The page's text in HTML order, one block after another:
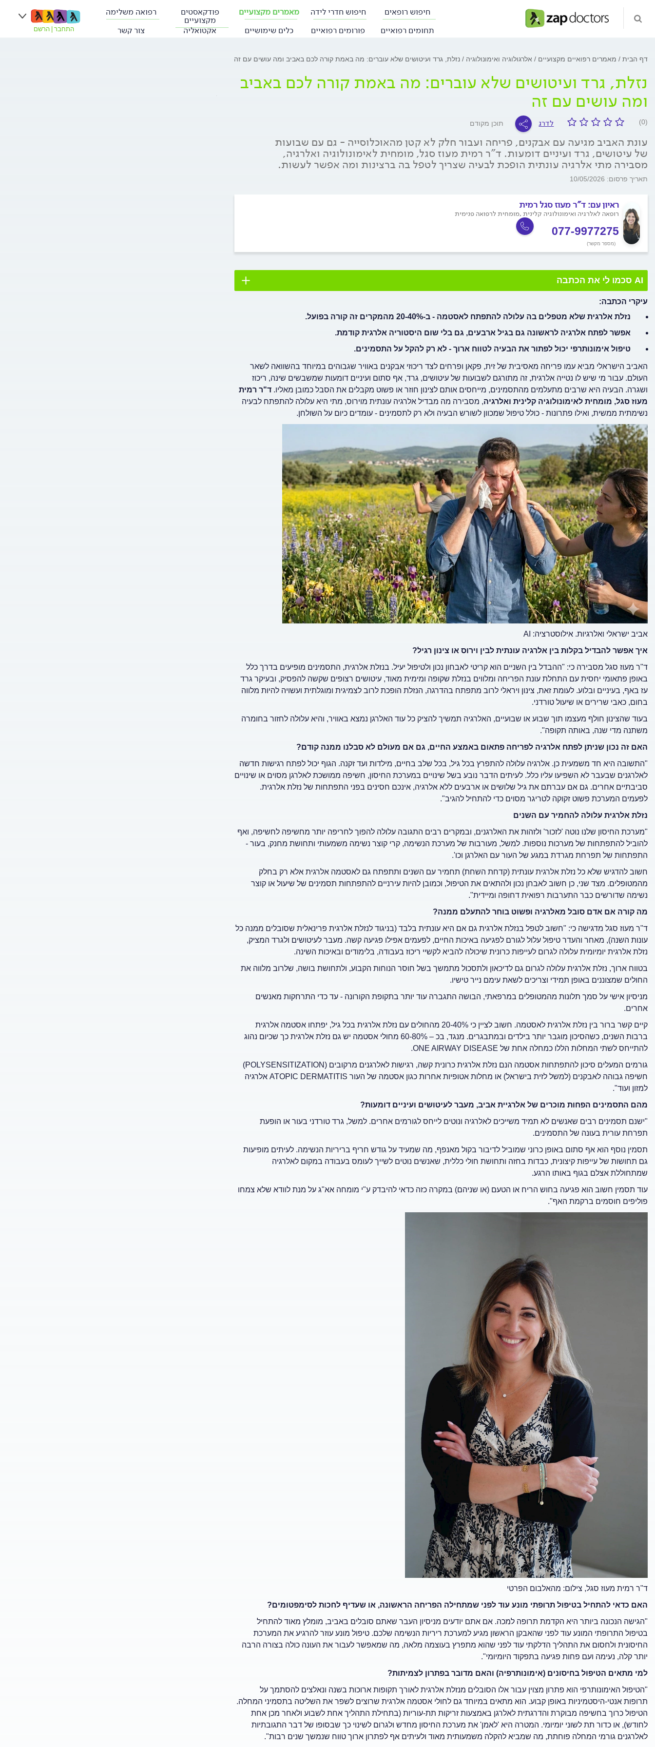
חיפוש רופאים חיפוש חדרי לידה מאמרים מקצועיים פודקאסטים
מקצועיים
רפואה משלימה
תחומים רפואיים
פורומים רפואיים כלים שימושיים אקטואליה צור קשר התחבר הרשם
דף הבית מאמרים רפואיים מקצועיים אלרגולוגיה ואימונולוגיה נזלת, גרד ועיטושים שלא עוברים: מה באמת קורה לכם באביב ומה עושים עם זה
נזלת, גרד ועיטושים שלא עוברים: מה באמת קורה לכם באביב
ומה עושים עם זה
(0) לדרג תוכן מקודם
עונת האביב מגיעה עם אבקנים, פריחה ועבור חלק לא קטן מהאוכלוסייה - גם עם שבועות
של עיטושים, גרד ועיניים דומעות. ד"ר רמית מעוז סגל, מומחית לאימונולוגיה ואלרגיה,
מסבירה מתי אלרגיה עונתית הופכת לבעיה שצריך לטפל בה ברצינות ומה אפשר לעשות.
תאריך פרסום: 10/05/2026
ראיון עם: ד"ר מעוז סגל רמית
רופאה לאלרגיה ואימונולוגיה קלינית ,מומחית לרפואה פנימית
077-9977275
(מספר מקשר)
AI סכמו לי את הכתבה
עיקרי הכתבה:
נזלת אלרגית שלא מטפלים בה עלולה להתפתח לאסטמה - ב-20-40% מהמקרים זה קורה בפועל.
אפשר לפתח אלרגיה לראשונה גם בגיל ארבעים, גם בלי שום היסטוריה אלרגית קודמת.
טיפול אימונותרפי יכול לפתור את הבעיה לטווח ארוך - לא רק להקל על התסמינים.
האביב הישראלי מביא עמו פריחה מאסיבית של זית, פקאן ופרחים לצד ריכוזי אבקנים באוויר שגבוהים במיוחד בהשוואה לשאר
העולם. עבור מי שיש לו נטייה אלרגית, זה מתורגם לשבועות של עיטושים, גרד, אף סתום ועיניים דומעות שמשבשים שינה, ריכוז
ושגרה. הבעיה היא שרבים מתעלמים מהתסמינים, מייחסים אותם לצינון חוזר או פשוט מקבלים את הסבל כמובן מאליו. ד"ר רמית
מעוז סגל, מומחית לאימונולוגיה קלינית ואלרגיה, מסבירה מה מבדיל אלרגיה עונתית מוירוס, מתי היא עלולה להתפתח לבעיה
נשימתית ממשית, ואילו פתרונות - כולל טיפול שמכוון לשורש הבעיה ולא רק לתסמינים - עומדים כיום על השולחן.
אביב ישראלי ואלרגיות. אילוסטרציה: AI
איך אפשר להבדיל בקלות בין אלרגיה עונתית לבין וירוס או צינון רגיל?
ד"ר מעוז סגל מסבירה כי: "ההבדל בין השניים הוא קריטי לאבחון נכון ולטיפול יעיל. בנזלת אלרגית, התסמינים מופיעים בדרך כלל
באופן פתאומי יחסית עם התחלת עונת הפריחה ומלווים בנזלת שקופה ומימית מאוד, עיטושים רצופים שקשה להפסיק, ובעיקר גרד
עז באף, בעיניים ובלוע. לעומת זאת, צינון ויראלי לרוב מתפתח בהדרגה, הנזלת הופכת לרוב לצמיגית ומוגלתית ועשויה להיות מלווה
בחום, כאבי שרירים או שיעול טורדני.
בעוד שהצינון חולף מעצמו תוך שבוע או שבועיים, האלרגיה תמשיך להציק כל עוד האלרגן נמצא באוויר, והיא עלולה לחזור בחומרה
משתנה מדי שנה, באותה תקופה".
האם זה נכון שניתן לפתח אלרגיה לפריחה פתאום באמצע החיים, גם אם מעולם לא סבלנו ממנה קודם?
"התשובה היא חד משמעית כן. אלרגיה עלולה להתפרץ בכל גיל, בכל שלב בחיים, מילדות ועד זקנה. הגוף יכול לפתח רגישות חדשה
לאלרגנים שבעבר לא השפיעו עליו כלל. לעיתים הדבר נובע בשל שינויים במערכת החיסון, חשיפה ממושכת לאלרגן מסוים או שינויים
סביבתיים אחרים. גם אם עברתם את גיל שלושים או ארבעים ללא אלרגיה, אינכם חסינים בפני התפתחות של נזלת אלרגית.
לפעמים המערכת פשוט זקוקה לטריגר מסוים כדי להתחיל להגיב".
נזלת אלרגית עלולה להחמיר עם השנים
"מערכת החיסון שלנו נוטה 'לזכור' ולזהות את האלרגנים, ובמקרים רבים התגובה עלולה להפוך לחריפה יותר מחשיפה לחשיפה, ואף
להוביל להתפתחות של מערכות נוספות. למשל, מעורבות של מערכת הנשימה, קרי קוצר נשימה משמעותי ותחושת מחנק, בעור -
התפתחות של תפרחת מגרדת במגע של העור עם האלרגן וכו'.
חשוב להדגיש שלא כל נזלת אלרגית עונתית (קדחת השחת) תחמיר עם השנים ותתפתח גם לאסטמה אלרגית אלא רק בחלק
מהמטופלים. מצד שני, כן חשוב לאבחן נכון ולהתאים את הטיפול, וכמובן להיות עירניים להתפתחות תסמינים של שיעול או קוצר
נשימה שדורשים כבר התערבות רפואית דחופה ומיידית".
מה קורה אם אדם סובל מאלרגיה ופשוט בוחר להתעלם ממנה?
ד"ר מעוז סגל מדגישה כי: "חשוב לטפל בנזלת אלרגית גם אם היא עונתית בלבד (בניגוד לנזלת אלרגית פרינאלית שסובלים ממנה כל
עונות השנה), מאחר והעדר טיפול עלול לגורם לפגיעה באיכות החיים, לפעמים אפילו פגיעה קשה. מעבר לעיטושים ולגרד המציק,
נזלת אלרגית יומיומית עלולה לגרום לעייפות כרונית שיכולה להביא לקשיי ריכוז בעבודה, בלימודים ובאיכות השינה.
בטווח ארוך, נזלת אלרגית עלולה לגרום גם לדיכאון ולתסכול מתמשך בשל חוסר הנוחות הקבוע, ולתחושת בושה, שלרוב מלווה את
החולים שמצוננים באופן תמידי וצריכים לשאת עימם נייר טישיו.
מניסיון אישי על סמך תלונות מהמטופלים במרפאתי, הבושה התגברה עוד יותר בתקופת הקורונה - עד כדי התרחקות מאנשים
אחרים.
קיים קשר ברור בין נזלת אלרגית לאסטמה. חשוב לציין כי 20-40% מהחולים עם נזלת אלרגית בכל גיל, יפתחו אסטמה אלרגית
ברבות השנים, כשהסיכון מוגבר יותר בילדים ובמתבגרים. מנגד, בכ – 60-80% מחולי אסטמה יש גם נזלת אלרגית כך שכיום נהוג
להתייחס לשתי המחלות הללו כמחלה אחת של ONE AIRWAY DISEASE
.
גורמים המעלים סיכון להתפתחות אסטמה הנם נזלת אלרגית כרונית קשה, רגישות לאלרגנים מרקובים (POLYSENSITIZATION
)
חשיפה גבוהה לאבקנים (למשל לזית בישראל) או מחלות אטופיות אחרות כגון אסטמה של העור ATOPIC DERMATITIS אלרגיה
למזון ועוד".
מהם התסמינים הפחות מוכרים של אלרגיית אביב, מעבר לעיטושים ועיניים דומעות?
"ישנם תסמינים רבים שאנשים לא תמיד משייכים לאלרגיה ונוטים לייחס לגורמים אחרים. למשל, גרד טורדני בעור או הופעת
תפרחת עורית בעונה של התסמינים.
תסמין נוסף הוא אף סתום באופן כרוני שמוביל לדיבור בקול מאנפף, מה שמעיד על גודש חריף בריריות הנשימה. לעיתים מופיעות
גם תחושות של עייפות קיצונית, כבדות בחזה ותחושת חולי כללית, שאנשים נוטים לשייך לעומס בעבודה במקום לאלרגיה
שמתחוללת אצלם בגוף באותו הרגע.
עוד תסמין חשוב הוא פגיעה בחוש הריח או הטעם (או שניהם) במקרה כזה כדאי להיבדק ע"י מומחה אא"ג על מנת לוודא שלא צמחו
פוליפים חוסמים ברקמת האף".
ד"ר רמית מעוז סגל, צילום: מהאלבום הפרטי
האם כדאי להתחיל בטיפול תרופתי מונע עוד לפני שמתחילה הפריחה הראשונה, או שעדיף לחכות לסימפטומים?
"הגישה הנכונה ביותר היא הקדמת תרופה למכה. אם אתם יודעים מניסיון העבר שאתם סובלים באביב, מומלץ מאוד להתחיל
בטיפול התרופתי המונע עוד לפני שהאבקן הראשון מגיע למערכת ריריות הנשימה שלכם. טיפול מונע עוזר להרגיע את המערכת
החיסונית ולחסום את התהליך הדלקתי עוד לפני שהוא מתפרץ בעוצמה מלאה, מה שמאפשר לעבור את העונה כולה בצורה הרבה
יותר קלה, נעימה ועם פחות פגיעה בתפקוד היומיומי".
למי מתאים הטיפול בחיסונים (אימונותרפיה) והאם מדובר בפתרון לצמיתות?
"הטיפול האימונותרפי הוא פתרון מצוין עבור אלו הסובלים מנזלת אלרגית לאורך תקופות ארוכות בשנה ונאלצים להסתמך על
תרופות אנטי-היסטמיניות באופן קבוע. הוא מתאים במיוחד גם לחולי אסטמה אלרגית שרוצים לשפר את השליטה בתסמיני המחלה.
הטיפול כרוך בחשיפה מבוקרת והדרגתית לאלרגן באמצעות זריקות תת-עוריות (בתחילת התהליך אחת לשבוע ולאחר מכן אחת
לחודש), או כדור תת לשוני יומיומי. המטרה היא 'לאמן' את מערכת החיסון מחדש ולגרום לשינוי כך שבסופו של דבר התגובתיות
לאלרגנים גורמי המחלה פוחתת, מה שמביא להקלה משמעותית מאוד ולעיתים אף לפתרון ארוך טווח שנמשך שנים רבות".